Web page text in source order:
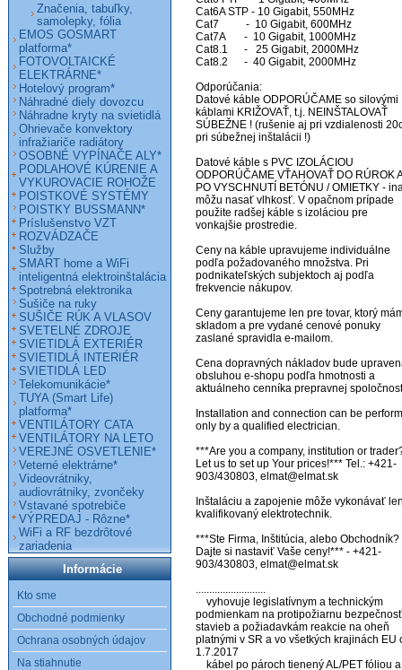
Cat6A STP - 10 Gigabit, 550MHz
Cat7          -  10 Gigabit, 600MHz
Cat7A       -  10 Gigabit, 1000MHz
Cat8.1      -   25 Gigabit, 2000MHz
Cat8.2      -  40 Gigabit, 2000MHz
Odporúčania:
Datové káble ODPORÚČAME so silovými
káblami KRIŽOVAŤ, t.j. NEINŠTALOVAŤ
SÚBEŽNE ! (rušenie aj pri vzdialenosti
pri súbežnej inštalácii !)
Datové káble s PVC IZOLÁCIOU
ODPORÚČAME VŤAHOVAŤ DO RÚROK
PO VYSCHNUTÍ BETÓNU / OMIETKY -
môžu nasať vlhkosť. V opačnom prípade
použite radšej káble s izoláciou pre
vonkajšie prostredie.
Ceny na káble upravujeme individuálne
podľa požadovaného množstva. Pri
podnikateľských subjektoch aj podľa
frekvencie nákupov.
Ceny garantujeme len pre tovar, ktorý
skladom a pre vydané cenové ponuky
zaslané spravidla e-mailom.
Cena dopravných nákladov bude
obsluhou e-shopu podľa hmotnosti a
aktuálneho cenníka prepravnej
Installation and connection can be
only by a qualified electrician.
***Are you a company, institution or
Let us to set up Your prices!*** Tel.: +421-
903/430803, elmat@elmat.sk
Inštaláciu a zapojenie môže vykonávať
kvalifikovaný elektrotechnik.
***Ste Firma, Inštitúcia, alebo Obchodník?
Dajte si nastaviť Vaše ceny!*** - +421-
903/430803, elmat@elmat.sk
..........................
podmienkam na protipožiarnu bezpečnosť
stavieb a požiadavkám reakcie na oheň
platnými v SR a vo všetkých krajinách EU
1.7.2017
Značenia, tabuľky,
samolepky, fólia
EMOS GOSMART
platforma*
FOTOVOLTAICKÉ
ELEKTRÁRNE*
Hotelový program*
Náhradné diely dovozcu
Náhradne kryty na svietidlá
Ohrievače konvektory
infražiariče radiátory
OSOBNÉ VYPÍNAČE ALY*
PODLAHOVÉ KÚRENIE A
VYKUROVACIE ROHOŽE
POISTKOVÉ SYSTÉMY
POISTKY BUSSMANN*
Príslušenstvo VZT
ROZVÁDZAČE
Služby
SMART home a WiFi
inteligentná elektroinštalácia
Spotrebná elektronika
Sušiče na ruky
SUŠIČE RÚK A VLASOV
SVETELNÉ ZDROJE
SVIETIDLÁ EXTERIÉR
SVIETIDLÁ INTERIÉR
SVIETIDLÁ LED
Telekomunikácie*
TUYA (Smart Life)
platforma*
VENTILÁTORY CATA
VENTILÁTORY NA LETO
VEREJNÉ OSVETLENIE*
Veterné elektrárne*
Videovrátniky,
audiovrátniky, zvončeky
Vstavané spotrebiče
VÝPREDAJ - Rôzne*
WiFi a RF bezdrôtové
zariadenia
Informácie
Kto sme
Obchodné podmienky
Ochrana osobných údajov
Na stiahnutie